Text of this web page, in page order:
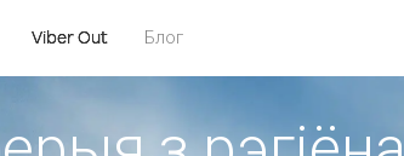
Viber Out Блог